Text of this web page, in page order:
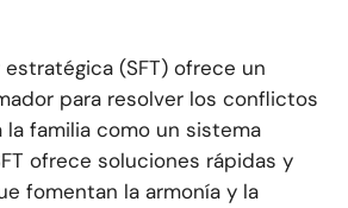
(SFT) ofrece un
para resolver los conflictos
la familia como un sistema
ofrece soluciones rápidas y
fomentan la armonía y la